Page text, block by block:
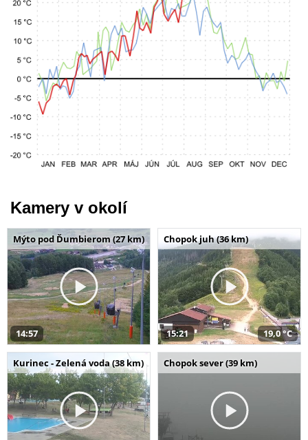
Kamery v okolí
Mýto pod Ďumbierom (27 km)
14:57
Chopok juh (36 km)
15:21 19,0 °C
Kurinec - Zelená voda (38 km) Chopok sever (39 km)